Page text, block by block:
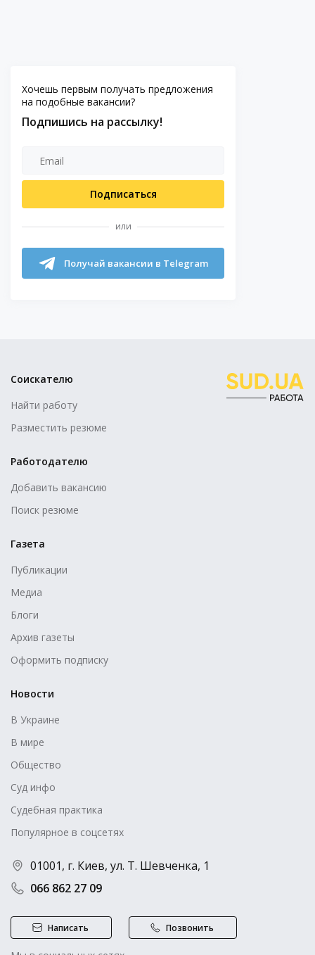
Хочешь первым получать предложения
на подобные вакансии?
Подпишись на рассылку!
Подписаться
или
Получай вакансии в Telegram
Соискателю
Найти работу
Разместить резюме
Работодателю
Добавить вакансию
Поиск резюме
Газета
Публикации
Медиа
Блоги
Архив газеты
Оформить подписку
Новости
В Украине
В мире
Общество
Суд инфо
Судебная практика
Популярное в соцсетях
066 862 27 09
01001, г. Киев, ул. Т. Шевченка, 1
Написать Позвонить